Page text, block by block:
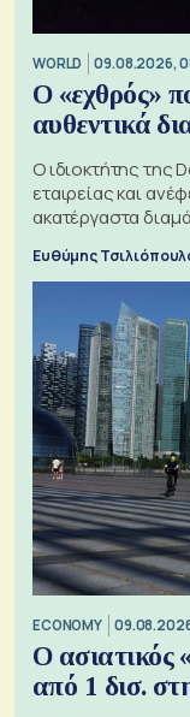
WORLD 09.08.2026,
Ο «εχθρός»
αυθεντικά
Ο ιδιοκτήτης της
εταιρείας και
ακατέργαστα
Ευθύμης
ECONOMY
Ο ασιατικός
από 1 δισ.